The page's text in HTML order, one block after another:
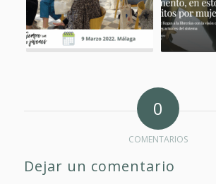
0
COMENTARIOS
Dejar un comentario